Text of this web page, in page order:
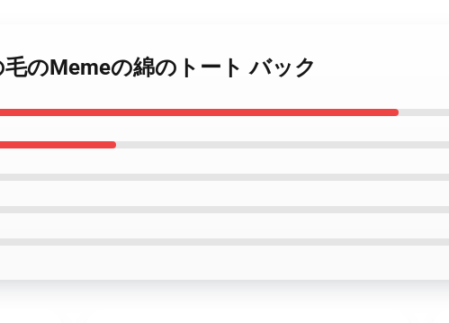
のMemeの綿のトート バック